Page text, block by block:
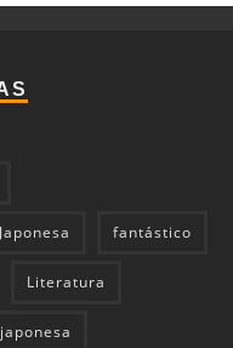
fantástico
Literatura